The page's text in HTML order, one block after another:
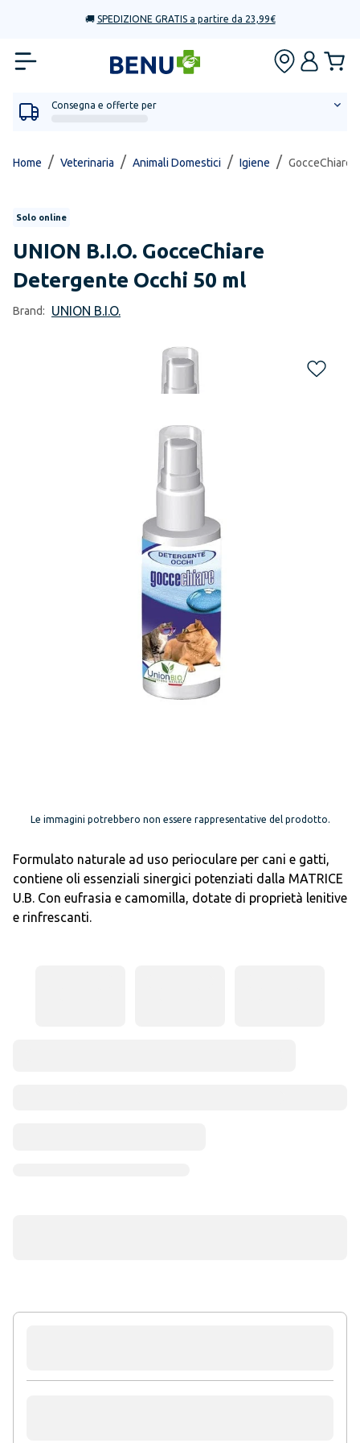
🚚 SPEDIZIONE GRATIS a partire da 23,99€
Consegna e offerte per
Home / Veterinaria / Animali Domestici / Igiene / GocceChiare
Solo online
UNION B.I.O. GocceChiare
Detergente Occhi 50 ml
Brand: UNION B.I.O.
Le immagini potrebbero non essere rappresentative del prodotto.
Formulato naturale ad uso perioculare per cani e gatti,
contiene oli essenziali sinergici potenziati dalla MATRICE
U.B. Con eufrasia e camomilla, dotate di proprietà lenitive
e rinfrescanti.